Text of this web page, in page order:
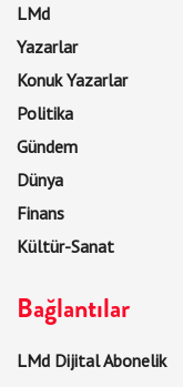
LMd
Yazarlar
Konuk Yazarlar
Politika
Gündem
Dünya
Finans
Kültür-Sanat
Bağlantılar
LMd Dijital Abonelik